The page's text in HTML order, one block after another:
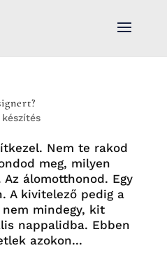
Nem te rakod
meg, milyen
álomotthonod. Egy
A kivitelező pedig a
mindegy, kit
nappalidba. Ebben
azokon...